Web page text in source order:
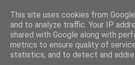
This site uses cookies from
and to analyze traffic. Your IP
shared with Google along with
metrics to ensure quality of
statistics, and to detect and